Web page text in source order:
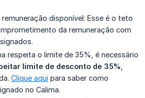
disponível: Esse é o teto
da remuneração com
respeita o limite de 35%, é necessário
limite de desconto de 35%
Clique aqui para saber como
no Calima.